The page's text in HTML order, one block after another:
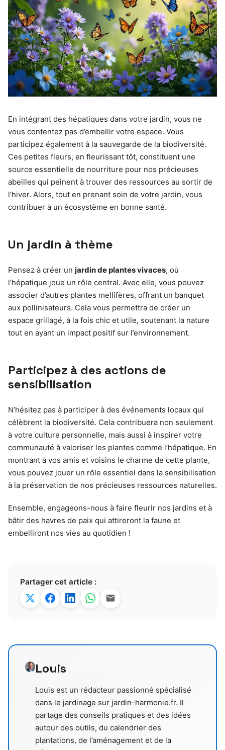
En intégrant des hépatiques dans votre jardin, vous ne
vous contentez pas d’embellir votre espace. Vous
participez également à la sauvegarde de la biodiversité.
Ces petites fleurs, en fleurissant tôt, constituent une
source essentielle de nourriture pour nos précieuses
abeilles qui peinent à trouver des ressources au sortir de
l’hiver. Alors, tout en prenant soin de votre jardin, vous
contribuer à un écosystème en bonne santé.
Un jardin à thème
Pensez à créer un jardin de plantes vivaces, où
l’hépatique joue un rôle central. Avec elle, vous pouvez
associer d’autres plantes mellifères, offrant un banquet
aux pollinisateurs. Cela vous permettra de créer un
espace grillagé, à la fois chic et utile, soutenant la nature
tout en ayant un impact positif sur l’environnement.
Participez à des actions de
sensibilisation
N’hésitez pas à participer à des événements locaux qui
célèbrent la biodiversité. Cela contribuera non seulement
à votre culture personnelle, mais aussi à inspirer votre
communauté à valoriser les plantes comme l’hépatique. En
montrant à vos amis et voisins le charme de cette plante,
vous pouvez jouer un rôle essentiel dans la sensibilisation
à la préservation de nos précieuses ressources naturelles.
Ensemble, engageons-nous à faire fleurir nos jardins et à
bâtir des havres de paix qui attireront la faune et
embelliront nos vies au quotidien !
Partager cet article :
Louis
Louis est un rédacteur passionné spécialisé
dans le jardinage sur jardin-harmonie.fr. Il
partage des conseils pratiques et des idées
autour des outils, du calendrier des
plantations, de l’aménagement et de la